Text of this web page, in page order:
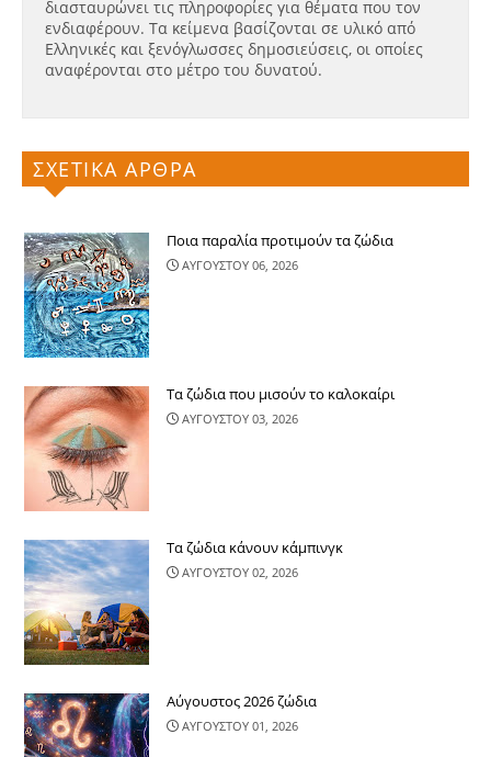
διασταυρώνει τις πληροφορίες για θέματα που τον
ενδιαφέρουν. Τα κείμενα βασίζονται σε υλικό από
Ελληνικές και ξενόγλωσσες δημοσιεύσεις, οι οποίες
αναφέρονται στο μέτρο του δυνατού.
ΣΧΕΤΙΚΑ ΑΡΘΡΑ
Ποια παραλία προτιμούν τα ζώδια
ΑΥΓΟΥΣΤΟΥ 06, 2026
Τα ζώδια που μισούν το καλοκαίρι
ΑΥΓΟΥΣΤΟΥ 03, 2026
Τα ζώδια κάνουν κάμπινγκ
ΑΥΓΟΥΣΤΟΥ 02, 2026
Αύγουστος 2026 ζώδια
ΑΥΓΟΥΣΤΟΥ 01, 2026